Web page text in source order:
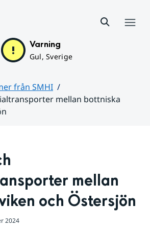
Varning
Gul, Sverige
från SMHI
mellan bottniska
mellan
och Östersjön
2024